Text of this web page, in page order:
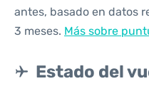
antes, basado en datos
3 meses. Más sobre
Estado del